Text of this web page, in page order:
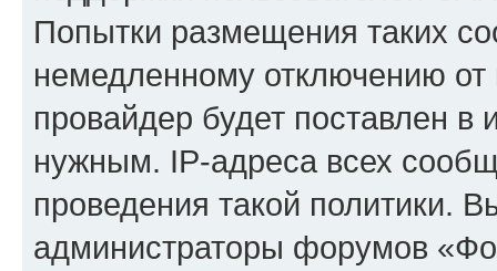
Попытки размещения таких
немедленному отключению
провайдер будет поставлен в
нужным. IP-адреса всех
проведения такой политики.
администраторы форумов